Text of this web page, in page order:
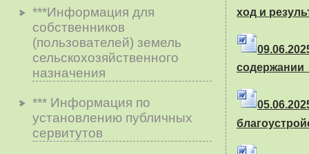
***Информация для
собственников
(пользователей) земель
сельскохозяйственного
назначения
*** Информация по
установлению публичных
сервитутов
ход и
содержании